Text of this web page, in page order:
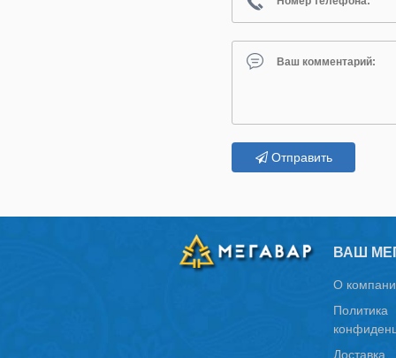
Отправить
ВАШ
О
Политика
Доставка